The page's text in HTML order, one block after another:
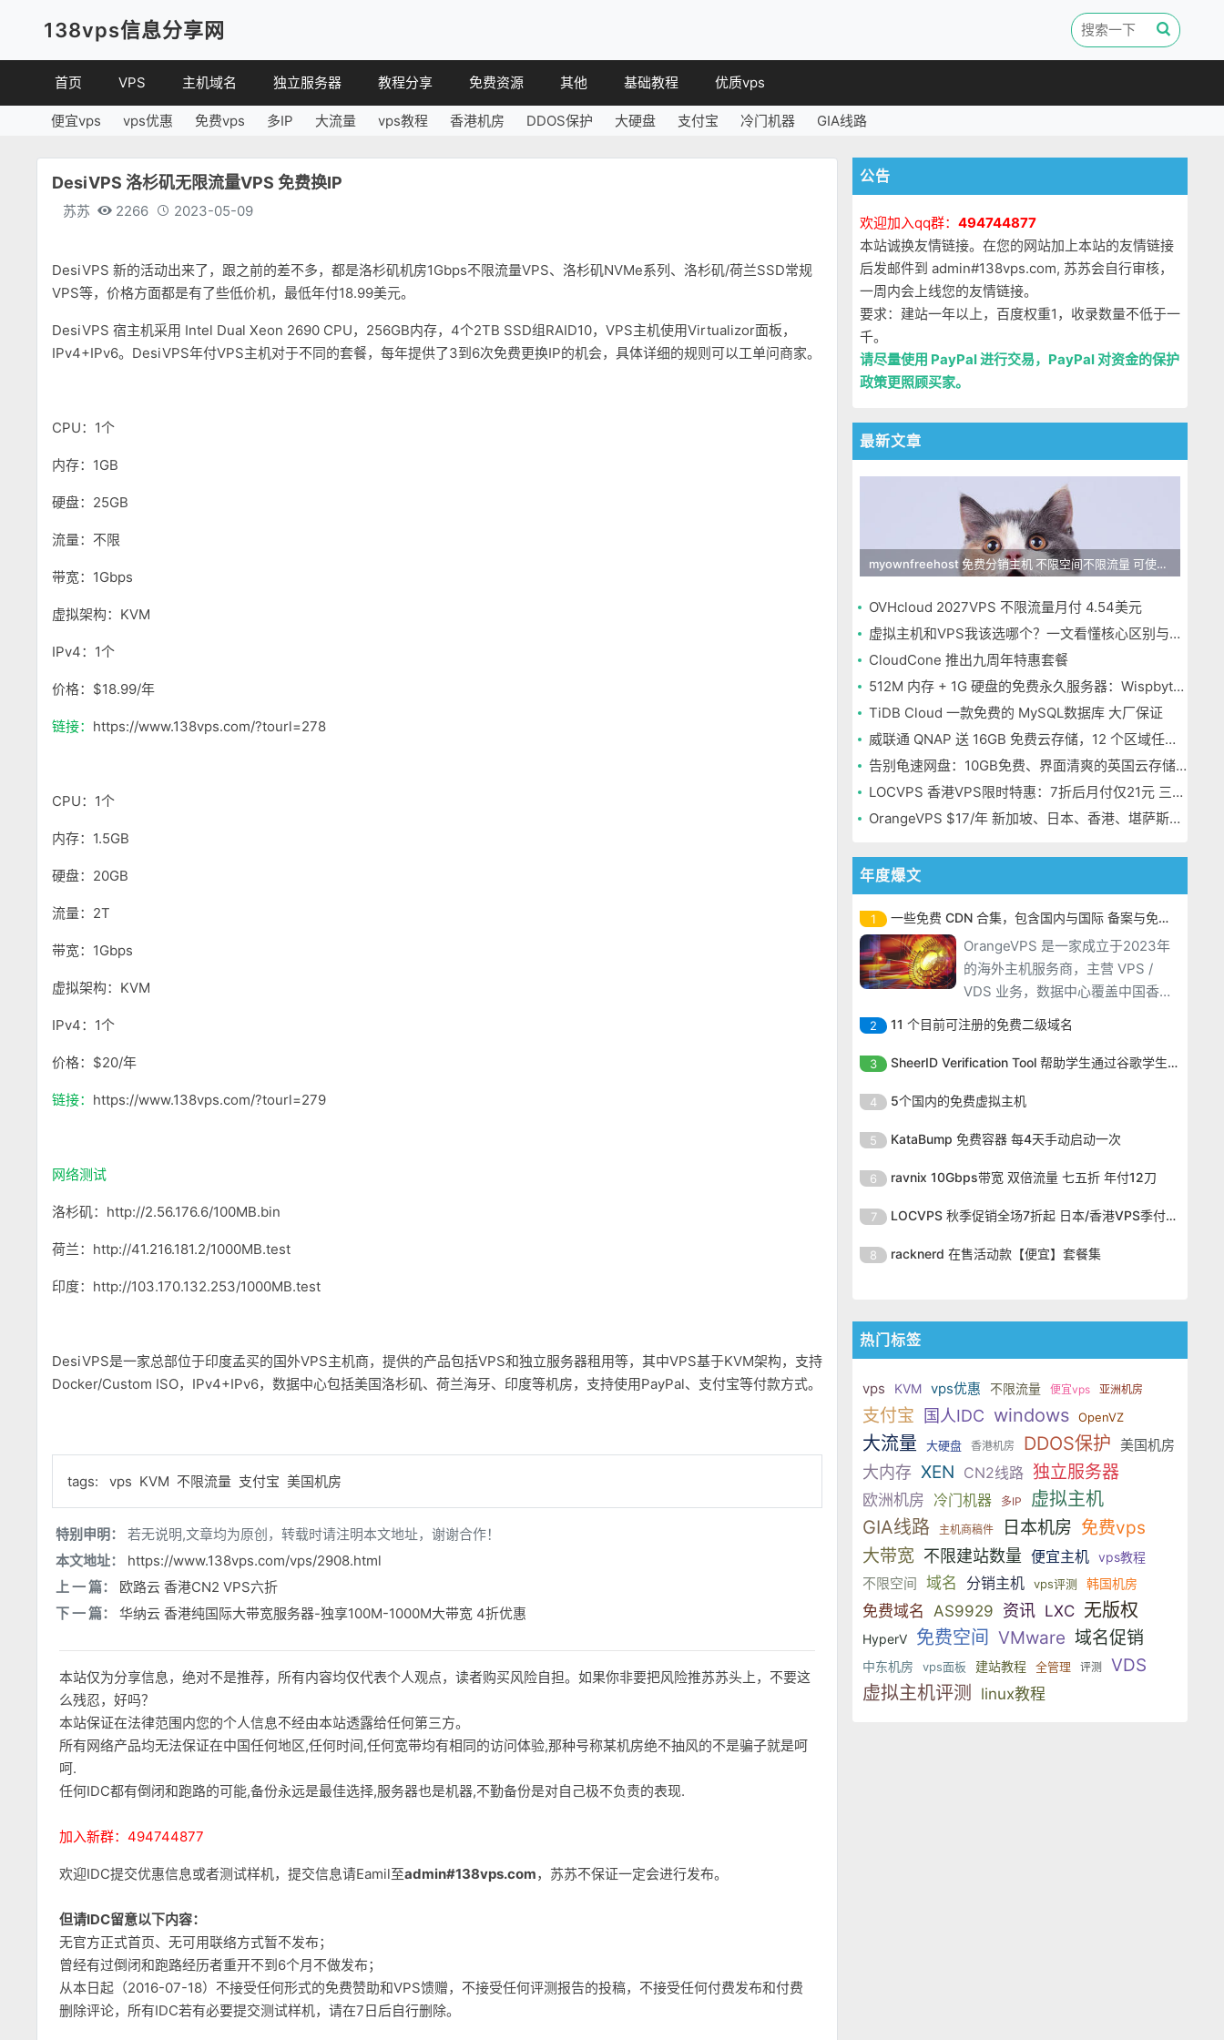
138vps信息分享网
首页 VPS
VPS优惠
VPS评测
主机域名
域名
独立服务器 教程分享
VPS教程
免费资源
免费空间
其他
简讯
基础教程 优质vps
便宜vps vps优惠 免费vps 多IP 大流量 vps教程 香港机房 DDOS保护 大硬盘 支付宝 冷门机器 GIA线路
DesiVPS 洛杉矶无限流量VPS 免费换IP
苏苏 2266 2023-05-09
DesiVPS 新的活动出来了，跟之前的差不多，都是洛杉矶机房1Gbps不限流量VPS、洛杉矶NVMe系列、洛杉矶/荷兰SSD常规
VPS等，价格方面都是有了些低价机，最低年付18.99美元。
DesiVPS 宿主机采用 Intel Dual Xeon 2690 CPU，256GB内存，4个2TB SSD组RAID10，VPS主机使用Virtualizor面板，
IPv4+IPv6。DesiVPS年付VPS主机对于不同的套餐，每年提供了3到6次免费更换IP的机会，具体详细的规则可以工单问商家。
CPU：1个
内存：1GB
硬盘：25GB
流量：不限
带宽：1Gbps
虚拟架构：KVM
IPv4：1个
价格：$18.99/年
链接： https://www.138vps.com/?tourl=278
CPU：1个
内存：1.5GB
硬盘：20GB
流量：2T
带宽：1Gbps
虚拟架构：KVM
IPv4：1个
价格：$20/年
链接： https://www.138vps.com/?tourl=279
网络测试
洛杉矶：http://2.56.176.6/100MB.bin
荷兰：http://41.216.181.2/1000MB.test
印度：http://103.170.132.253/1000MB.test
DesiVPS是一家总部位于印度孟买的国外VPS主机商，提供的产品包括VPS和独立服务器租用等，其中VPS基于KVM架构，支持
Docker/Custom ISO，IPv4+IPv6，数据中心包括美国洛杉矶、荷兰海牙、印度等机房，支持使用PayPal、支付宝等付款方式。
tags: vps KVM 不限流量 支付宝 美国机房
特别申明：
若无说明,文章均为原创，转载时请注明本文地址，谢谢合作！
本文地址：
https://www.138vps.com/vps/2908.html
上 一 篇：
欧路云 香港CN2 VPS六折
下 一 篇：
华纳云 香港纯国际大带宽服务器-独享100M-1000M大带宽 4折优惠
本站仅为分享信息，绝对不是推荐，所有内容均仅代表个人观点，读者购买风险自担。如果你非要把风险推苏苏头上，不要这
么残忍，好吗？
本站保证在法律范围内您的个人信息不经由本站透露给任何第三方。
所有网络产品均无法保证在中国任何地区,任何时间,任何宽带均有相同的访问体验,那种号称某机房绝不抽风的不是骗子就是呵
呵.
任何IDC都有倒闭和跑路的可能,备份永远是最佳选择,服务器也是机器,不勤备份是对自己极不负责的表现.
加入新群：494744877
欢迎IDC提交优惠信息或者测试样机，提交信息请Eamil至admin#138vps.com，苏苏不保证一定会进行发布。
但请IDC留意以下内容：
无官方正式首页、无可用联络方式暂不发布；
曾经有过倒闭和跑路经历者重开不到6个月不做发布；
从本日起（2016-07-18）不接受任何形式的免费赞助和VPS馈赠，不接受任何评测报告的投稿，不接受任何付费发布和付费
删除评论，所有IDC若有必要提交测试样机，请在7日后自行删除。
公告
欢迎加入qq群： 494744877
本站诚换友情链接。在您的网站加上本站的友情链接
后发邮件到 admin#138vps.com, 苏苏会自行审核，
一周内会上线您的友情链接。
要求：建站一年以上，百度权重1，收录数量不低于一
千。
请尽量使用 PayPal 进行交易，PayPal 对资金的保护
政策更照顾买家。
最新文章
myownfreehost 免费分销主机 不限空间不限流量 可使用免费域名申请
OVHcloud 2027VPS 不限流量月付 4.54美元
虚拟主机和VPS我该选哪个？一文看懂核心区别与选择指南
CloudCone 推出九周年特惠套餐
512M 内存 + 1G 硬盘的免费永久服务器：Wispbyte 上手
TiDB Cloud 一款免费的 MySQL数据库 大厂保证
威联通 QNAP 送 16GB 免费云存储，12 个区域任选，邮箱注册即可
告别龟速网盘：10GB免费、界面清爽的英国云存储Icedrive体验
LOCVPS 香港VPS限时特惠：7折后月付仅21元 三网优化BGP线路 可选原生IP
OrangeVPS $17/年 新加坡、日本、香港、堪萨斯机房
年度爆文
1 一些免费 CDN 合集，包含国内与国际 备案与免备案
OrangeVPS 是一家成立于2023年
的海外主机服务商，主营 VPS /
VDS 业务，数据中心覆盖中国香
港、新加坡、日本、美国堪萨斯与
洛杉矶等多个地区。其 VPS 产品基
于 KVM 虚拟化架构，配备 NVMe
国两大系列。亚洲 VPS 月付低至 6
2 11 个目前可注册的免费二级域名
OrangeVPS 是一家成立于2023年
的海外主机服务商，主营 VPS /
VDS 业务，数据中心覆盖中国香
洛杉矶等多个地区。其 VPS 产品基
SSD 固态硬盘，主要分为亚洲和美
国两大系列。亚洲 VPS 月付低至 6
3 SheerID Verification Tool 帮助学生通过谷歌学生计划免费获得 Gemini Advanced
OrangeVPS 是一家成立于2023年
的海外主机服务商，主营 VPS /
VDS 业务，数据中心覆盖中国香
洛杉矶等多个地区。其 VPS 产品基
SSD 固态硬盘，主要分为亚洲和美
国两大系列。亚洲 VPS 月付低至 6
4 5个国内的免费虚拟主机
OrangeVPS 是一家成立于2023年
的海外主机服务商，主营 VPS /
VDS 业务，数据中心覆盖中国香
洛杉矶等多个地区。其 VPS 产品基
SSD 固态硬盘，主要分为亚洲和美
5 KataBump 免费容器 每4天手动启动一次
OrangeVPS 是一家成立于2023年
的海外主机服务商，主营 VPS /
VDS 业务，数据中心覆盖中国香
洛杉矶等多个地区。其 VPS 产品基
国两大系列。亚洲 VPS 月付低至 6
6 ravnix 10Gbps带宽 双倍流量 七五折 年付12刀
OrangeVPS 是一家成立于2023年
的海外主机服务商，主营 VPS /
VDS 业务，数据中心覆盖中国香
于 KVM 虚拟化架构，配备 NVMe
国两大系列。亚洲 VPS 月付低至 6
美元，美国
7 LOCVPS 秋季促销全场7折起 日本/香港VPS季付63元
OrangeVPS 是一家成立于2023年
的海外主机服务商，主营 VPS /
于 KVM 虚拟化架构，配备 NVMe
SSD 固态硬盘，主要分为亚洲和美
美元，美国
8 racknerd 在售活动款【便宜】套餐集
VDS 业务，数据中心覆盖中国香
于 KVM 虚拟化架构，配备 NVMe
SSD 固态硬盘，主要分为亚洲和美
国两大系列。亚洲 VPS 月付低至 6
美元，美国
热门标签
vps KVM vps优惠 不限流量 便宜vps 亚洲机房
支付宝 国人IDC windows OpenVZ
大流量 大硬盘 香港机房 DDOS保护 美国机房
大内存 XEN CN2线路 独立服务器
欧洲机房 冷门机器 多IP
虚拟主机
GIA线路
主机商稿件 日本机房 免费vps
大带宽 不限建站数量 便宜主机 vps教程
不限空间 域名 分销主机 vps评测 韩国机房
免费域名 AS9929 资讯 LXC 无版权
HyperV 免费空间 VMware 域名促销
中东机房 vps面板 建站教程 全管理 评测 VDS
虚拟主机评测 linux教程